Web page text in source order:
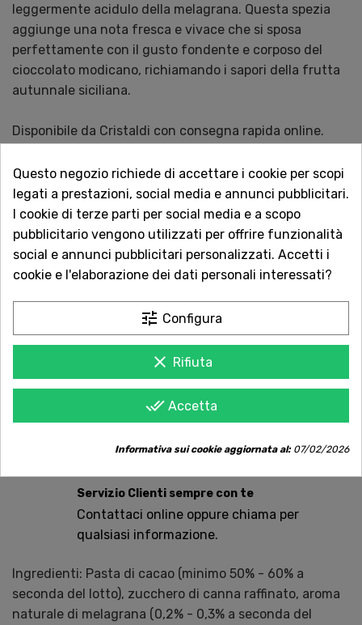
leggermente acidulo della melagrana. Questa spezia
aggiunge una nota fresca e vivace che si sposa
perfettamente con il gusto fondente e corposo del
cioccolato modicano, richiamando i sapori della frutta
autunnale siciliana.
Disponibile da Cristaldi con consegna rapida online.
QUANTITÀ
AGGIUNGI AL CARRELLO
Acquista in totale sicurezza
Dal 1957 a Catania. Clicca e leggi le oltre
1.000 recensioni dei nostri clienti.
dall'ordine
Servizio Clienti sempre con te
Contattaci online oppure chiama per
qualsiasi informazione.
Ingredienti: Pasta di cacao (minimo 50% - 60% a
seconda del lotto), zucchero di canna raffinato, aroma
naturale di melagrana (0,2% - 0,3% a seconda del
Questo negozio richiede di accettare i cookie per scopi
legati a prestazioni, social media e annunci pubblicitari.
I cookie di terze parti per social media e a scopo
pubblicitario vengono utilizzati per offrire funzionalità
social e annunci pubblicitari personalizzati. Accetti i
cookie e l'elaborazione dei dati personali interessati?
tune Configura
clear Rifiuta
done_all Accetta
Informativa sui cookie aggiornata al:07/02/2026